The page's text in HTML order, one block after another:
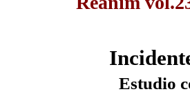
Estudio